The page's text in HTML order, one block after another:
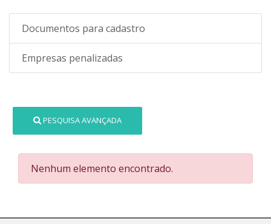
Documentos para cadastro
Empresas penalizadas
PESQUISA AVANÇADA
Nenhum elemento encontrado.